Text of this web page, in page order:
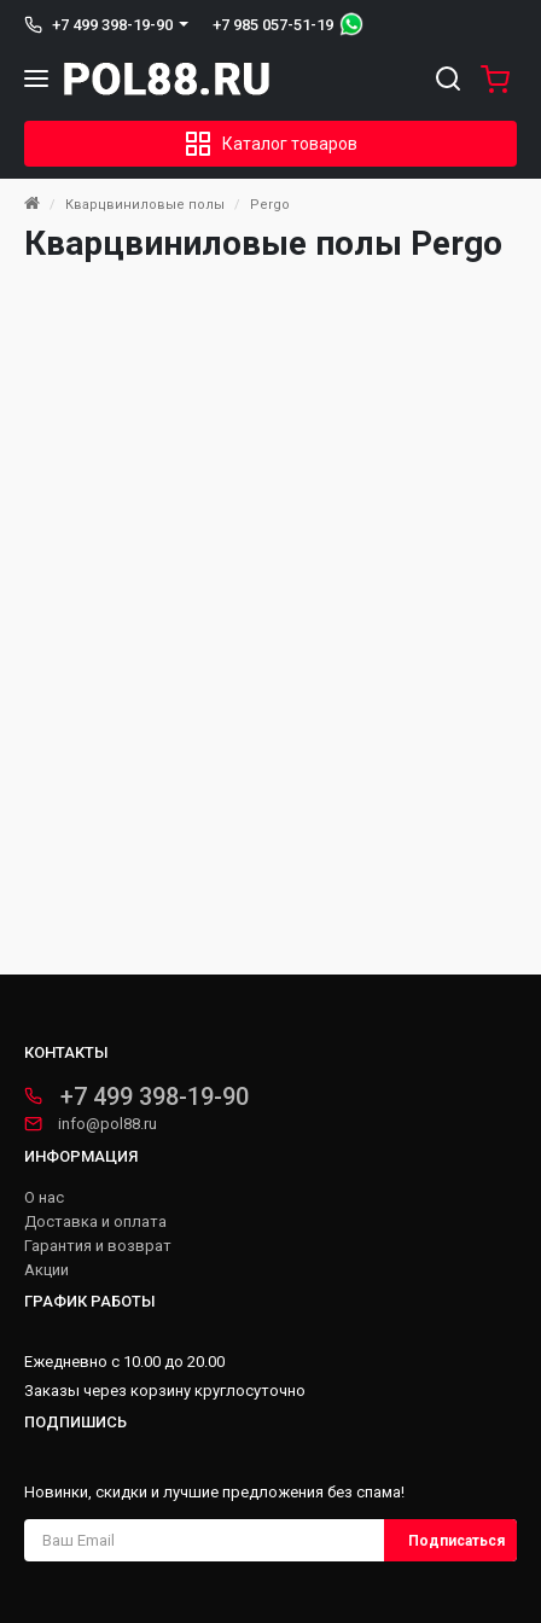
+7 499 398-19-90 +7 985 057-51-19
Каталог товаров
Кварцвиниловые полы Pergo
Кварцвиниловые полы Pergo
КОНТАКТЫ
+7 499 398-19-90
info@pol88.ru
ИНФОРМАЦИЯ
О нас
Доставка и оплата
Гарантия и возврат
Акции
ГРАФИК РАБОТЫ
Ежедневно с 10.00 до 20.00
Заказы через корзину круглосуточно
ПОДПИШИСЬ
Новинки, скидки и лучшие предложения без спама!